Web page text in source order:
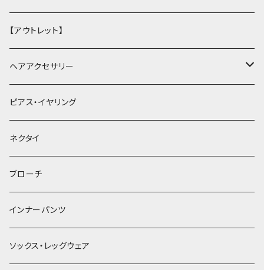
【アウトレット】
ヘアアクセサリー
ヘアクリップ
ヘッドドレス・カチューシャ
ヘアゴム
簪
ピアス・イヤリング
ネクタイ
ブローチ
インナーパンツ
ソックス・レッグウェア